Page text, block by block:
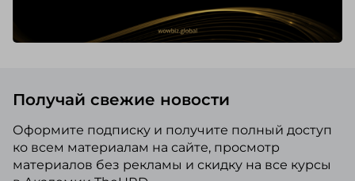
Получай свежие новости
Оформите подписку и получите полный доступ
ко всем материалам на сайте, просмотр
материалов без рекламы и скидку на все курсы